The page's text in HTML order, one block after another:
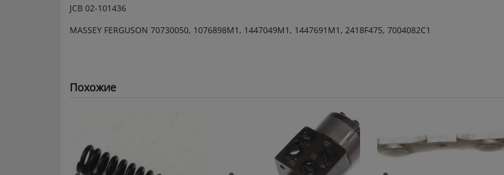
JCB 02-101436
MASSEY FERGUSON 70730050, 1076898M1, 1447049M1, 1447691M1, 2418F475, 7004082C1
Похожие